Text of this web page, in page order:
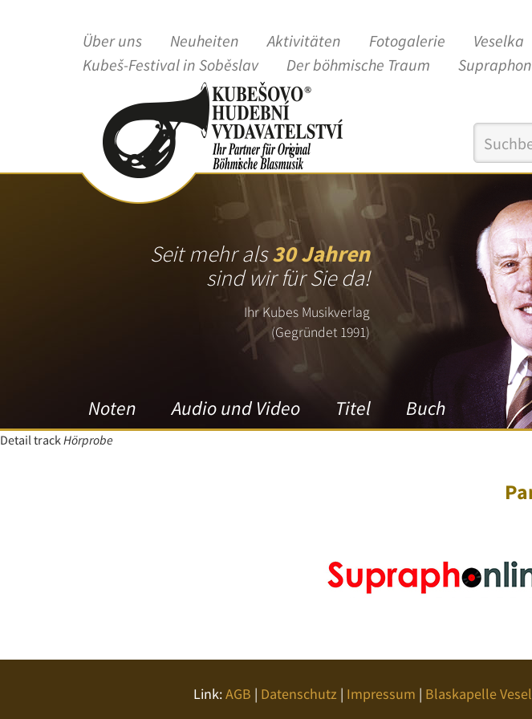
Über uns Neuheiten Aktivitäten Fotogalerie Veselka
Kubeš-Festival in Soběslav
Der böhmische Traum
Seit mehr als30 Jahren
sind wir für Sie da!
Ihr Kubes Musikverlag
(Gegründet 1991)
Noten Audio und Video Titel Buch
Detail trackHörprobe
Link:AGB | Datenschutz | Impressum | Blaskapelle